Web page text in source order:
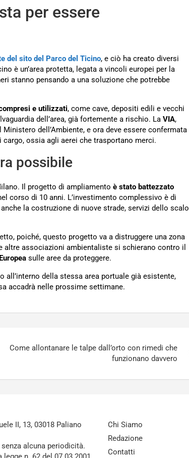
per essere
del sito del Parco del Ticino, e ciò ha creato diversi
è un’area protetta, legata a vincoli europei per la
stanno pensando a una soluzione che potrebbe
e utilizzati, come cave, depositi edili e vecchi
dell’area, già fortemente a rischio. La VIA,
dell’Ambiente, e ora deve essere confermata
ossia agli aerei che trasportano merci.
possibile
Il progetto di ampliamento è stato battezzato
corso di 10 anni. L’investimento complessivo è di
la costruzione di nuove strade, servizi dello scalo
poiché, questo progetto va a distruggere una zona
altre associazioni ambientaliste si schierano contro il
sulle aree da proteggere.
all’interno della stessa area portuale già esistente,
accadrà nelle prossime settimane.
Come allontanare le talpe dall’orto con rimedi che
funzionano davvero
II, 13, 03018 Paliano
alcuna periodicità.
Chi Siamo
Redazione
Contatti